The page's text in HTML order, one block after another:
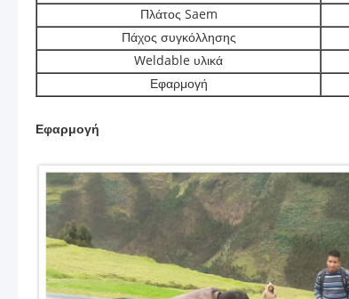
Πλάτος Saem
Πάχος συγκόλλησης
Weldable υλικά
Εφαρμογή
Εφαρμογή